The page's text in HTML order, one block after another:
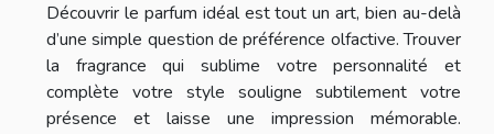
Découvrir le parfum idéal est tout un art, bien au-delà
d’une simple question de préférence olfactive. Trouver
la fragrance qui sublime votre personnalité et
complète votre style souligne subtilement votre
présence et laisse une impression mémorable.